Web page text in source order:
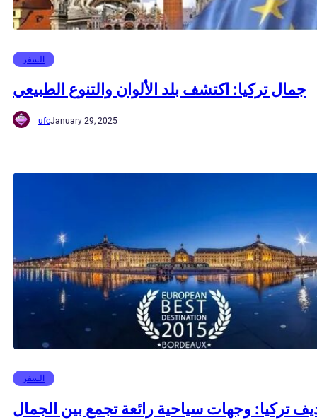
السفر
جمال تركيا: اكتشف بلد الألوان والتنوع الطبيعي
ufcJanuary 29, 2025
السفر
تركيا: وجهات سياحية رائعة تجمع بين الجمال